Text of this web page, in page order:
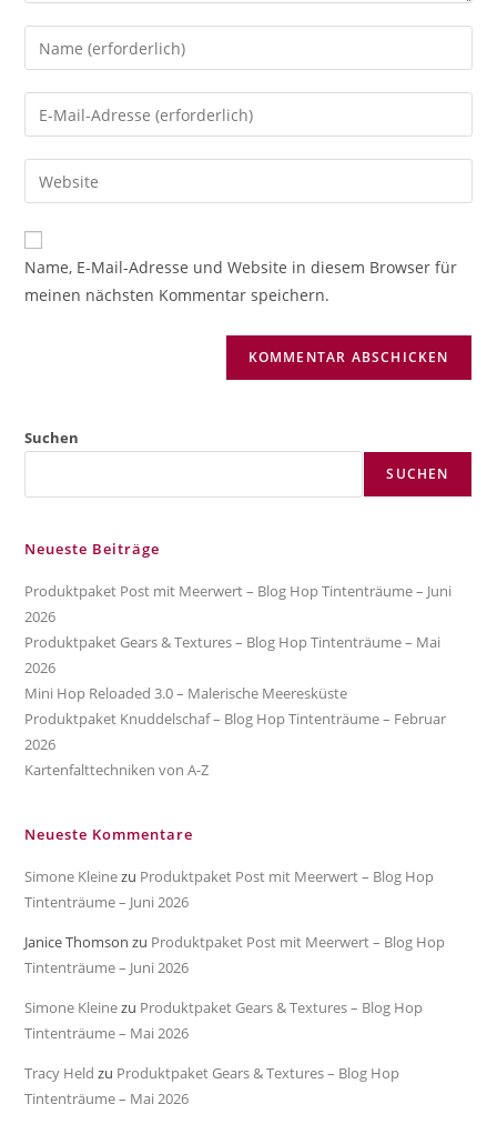
Gib
deinen
Namen
oder
zum
Kommentieren
ein
Gib
deine
E-
Mail-
zum
Kommentieren
ein
Gib
deine
Website-
URL
Name, E-Mail-Adresse und Website in diesem Browser für
meinen nächsten Kommentar speichern.
Suchen
SUCHEN
Neueste Beiträge
Produktpaket Post mit Meerwert – Blog Hop Tintenträume – Juni
2026
Produktpaket Gears & Textures – Blog Hop Tintenträume – Mai
2026
Mini Hop Reloaded 3.0 – Malerische Meeresküste
Produktpaket Knuddelschaf – Blog Hop Tintenträume – Februar
2026
Kartenfalttechniken von A-Z
Neueste Kommentare
Simone Kleinezu Produktpaket Post mit Meerwert – Blog Hop
Tintenträume – Juni 2026
Janice Thomson zu Produktpaket Post mit Meerwert – Blog Hop
Tintenträume – Juni 2026
Simone Kleinezu Produktpaket Gears & Textures – Blog Hop
Tintenträume – Mai 2026
Tracy Held zu Produktpaket Gears & Textures – Blog Hop
Tintenträume – Mai 2026